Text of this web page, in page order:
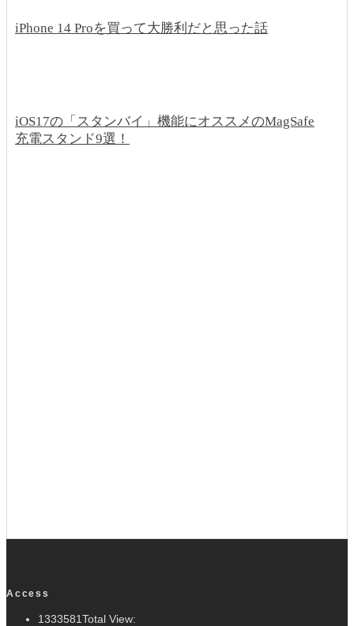
iPhone 14 Proを買って大勝利だと思った話
iOS17の「スタンバイ」機能にオススメのMagSafe
充電スタンド9選！
Access
1333581Total View: